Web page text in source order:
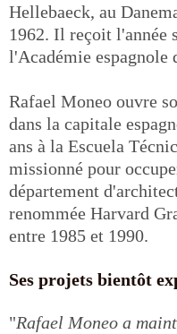
Hellebaeck, au
1962. Il reçoit l'année
l'Académie espagnole
Rafael Moneo ouvre
dans la capitale
ans à la Escuela
missionné pour
département
renommée Harvard
entre 1985 et 1990.
Ses projets bientôt
"Rafael Moneo a